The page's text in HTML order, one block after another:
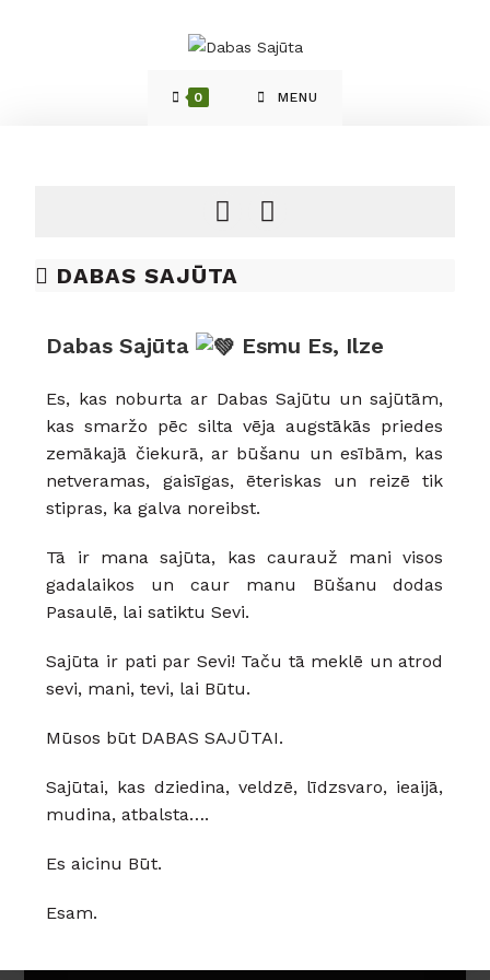
0 MENU
DABAS SAJŪTA
Dabas Sajūta Esmu Es, Ilze
Es, kas noburta ar Dabas Sajūtu un sajūtām,
kas smaržo pēc silta vēja augstākās priedes
zemākajā čiekurā, ar būšanu un esībām, kas
netveramas, gaisīgas, ēteriskas un reizē tik
stipras, ka galva noreibst.
Tā ir mana sajūta, kas caurauž mani visos
gadalaikos un caur manu Būšanu dodas
Pasaulē, lai satiktu Sevi.
Sajūta ir pati par Sevi! Taču tā meklē un atrod
sevi, mani, tevi, lai Būtu.
Mūsos būt DABAS SAJŪTAI.
Sajūtai, kas dziedina, veldzē, līdzsvaro, ieaijā,
mudina, atbalsta….
Es aicinu Būt.
Esam.